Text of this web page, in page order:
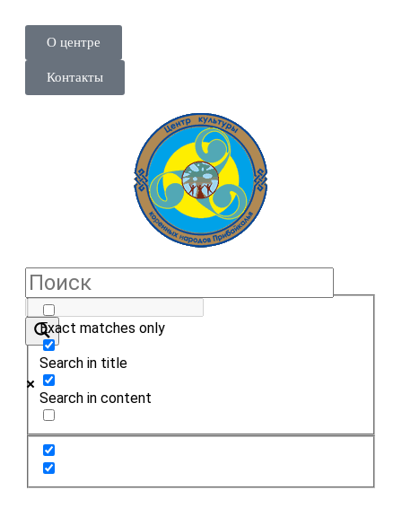
О центре
Контакты
Exact matches only
Search in title
Search in content